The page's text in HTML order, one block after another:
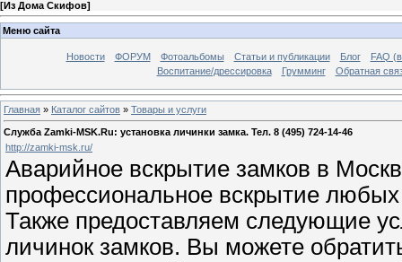
[Из Дома Скифов]
Меню сайта
Новости ФОРУМ Фотоальбомы Статьи и публикации Блог
FAQ
Воспитание/дрессировка
Грумминг Обратная
Главная » Каталог сайтов » Товары и услуги
Служба Zamki-MSK.Ru: установка личинки замка. Тел. 8 (495) 724-14-46
http://zamki-msk.ru/
Аварийное вскрытие замков в
профессиональное вскрытие
Также предоставляем следующие
личинок замков. Вы можете